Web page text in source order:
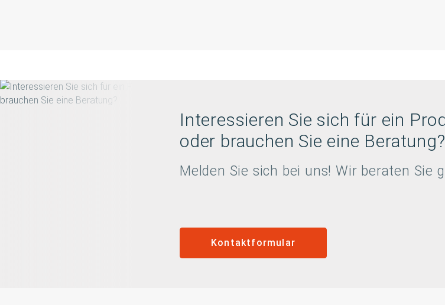
Interessieren Sie sich für ein
oder brauchen Sie eine Beratung?
Melden Sie sich bei uns! Wir beraten Sie
Kontaktformular